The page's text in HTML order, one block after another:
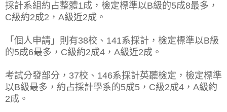
採計系組約占整體1成，檢定標準以B級的5成8最多，
C級約2成2，A級近2成。
「個人申請」則有38校、141系採計，檢定標準以B級
的5成6最多，C級約2成4，A級近2成。
考試分發部分，37校、146系採計英聽檢定，檢定標準
以B級最多，約占採計學系的5成5，C級2成4，A級約
2成。